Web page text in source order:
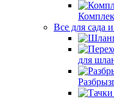
Все для сада
для